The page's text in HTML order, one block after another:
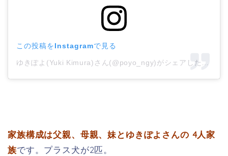
この投稿をInstagramで見る
家族構成は父親、母親、妹とゆきぽよさんの 4人家
族です。プラス犬が2匹。